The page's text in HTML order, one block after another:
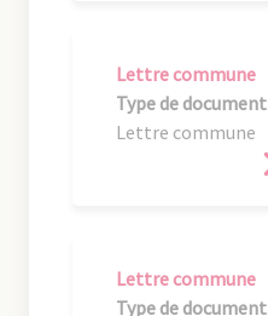
Lettre commune
Type de document
Lettre commune
Lettre commune
Type de document